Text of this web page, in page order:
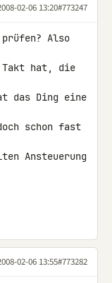
02-06 13:20#773247
Also
Takt hat, die
das Ding eine
schon fast
Ansteuerung
02-06 13:55#773282